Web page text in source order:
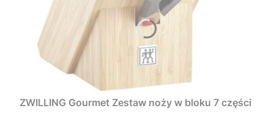
ZWILLING Gourmet Zestaw noży w bloku 7 części